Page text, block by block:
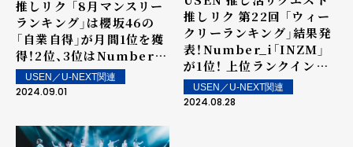
推しリク 「8月マンスリー
ランキング」は櫻坂46の
「自業自得」が月間1位を獲
得！2位、3位はNumber_i
の「BON」、「INZM」がラ
ンクイン！
USEN／U-NEXT関連
2024.09.01
推しリク 第22回 「ウィー
クリーランキング」結果発
表！Number_i「INZM」
が1位！ 上位ランクイン楽
曲は街中・店内で配信！
USEN／U-NEXT関連
2024.08.28